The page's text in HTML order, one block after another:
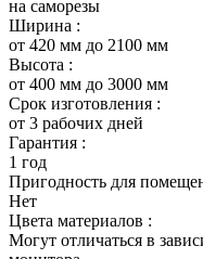
на саморезы
Ширина :
от 420 мм до 2100 мм
Высота :
от 400 мм до 3000 мм
Срок изготовления :
от 3 рабочих дней
Гарантия :
1 год
Пригодность для
Нет
Цвета материалов :
Могут отличаться в